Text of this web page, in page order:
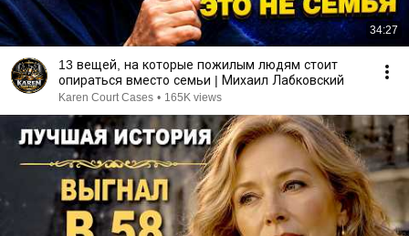
34:27
13 вещей, на которые пожилым людям стоит
опираться вместо семьи | Михаил Лабковский
Karen Court Cases • 165K views